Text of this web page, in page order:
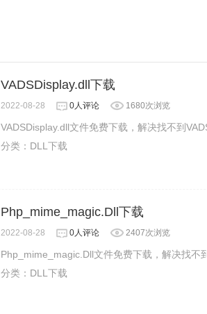
VADSDisplay.dll下载
2022-08-28 0人评论 1680次浏览
VADSDisplay.dll文件免费下载，解决找不到
分类： DLL下载
Php_mime_magic.Dll下载
2022-08-28 0人评论 2407次浏览
Php_mime_magic.Dll文件免费下载，解决找不
分类： DLL下载